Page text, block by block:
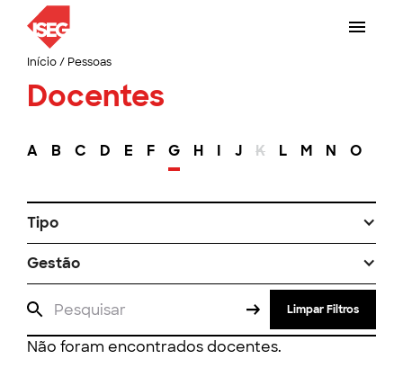
Início/ Pessoas
Docentes
A B C D E F G H I J K L M N O
Tipo
Gestão
Limpar Filtros
Não foram encontrados docentes.